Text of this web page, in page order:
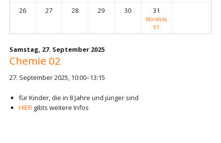
26 27 28 29 30 31
MiniKids
01
Samstag, 27. September 2025
Chemie 02
27. September 2025, 10:00–13:15
für Kinder, die in 8 Jahre und jünger sind
HIERgibts weitere Infos